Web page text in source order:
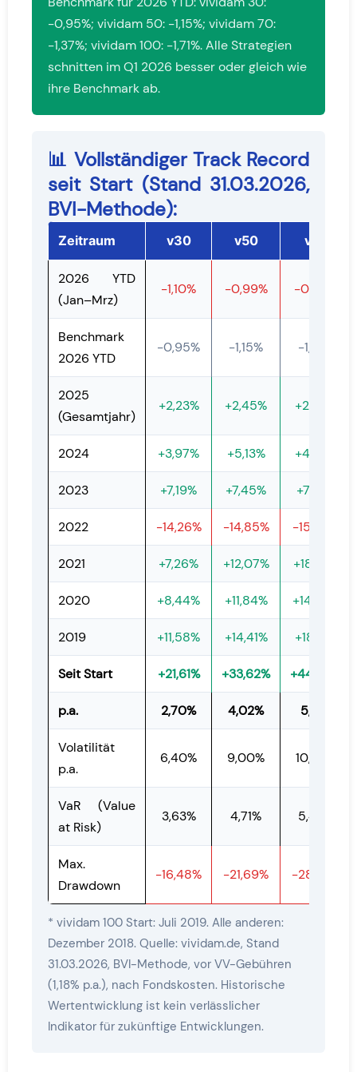
-0,95%; vividam 50: -1,15%; vividam 70:
-1,37%; vividam 100: -1,71%. Alle Strategien
schnitten im Q1 2026 besser oder gleich wie
ihre Benchmark ab.
📊 Vollständiger Track Record
seit Start (Stand 31.03.2026,
BVI-Methode):
Zeitraum v30 v50 v70
2026 YTD
(Jan–Mrz)
-1,10% -0,99% -0,06%
Benchmark
2026 YTD
-0,95% -1,15% -1,37%
2025
(Gesamtjahr)
+2,23% +2,45% +2,69%
2024 +3,97% +5,13% +4,86%
2023 +7,19% +7,45% +7,29%
2022 -14,26% -14,85% -15,40%
2021 +7,26% +12,07% +18,25%
2020 +8,44% +11,84% +14,60%
2019 +11,58% +14,41% +18,19%
Seit Start +21,61% +33,62% +44,90%
p.a. 2,70% 4,02% 5,17%
Volatilität
p.a.
6,40% 9,00% 10,90%
VaR (Value
at Risk)
3,63% 4,71% 5,46%
Max.
Drawdown
-16,48% -21,69% -28,59%
* vividam 100 Start: Juli 2019. Alle anderen:
Dezember 2018. Quelle: vividam.de, Stand
31.03.2026, BVI-Methode, vor VV-Gebühren
(1,18% p.a.), nach Fondskosten. Historische
Wertentwicklung ist kein verlässlicher
Indikator für zukünftige Entwicklungen.